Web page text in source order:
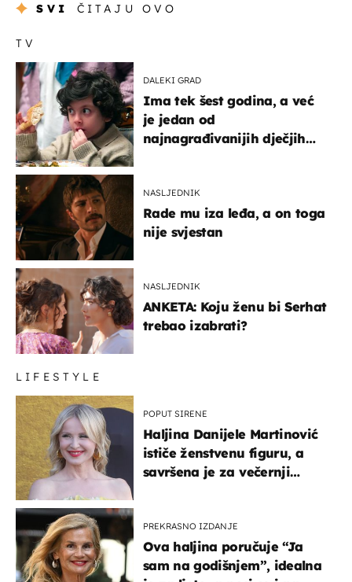
SVI ČITAJU OVO
TV
DALEKI GRAD
Ima tek šest godina, a već
je jedan od
najnagrađivanijih dječjih
NASLJEDNIK
Rade mu iza leđa, a on toga
nije svjestan
NASLJEDNIK
ANKETA: Koju ženu bi Serhat
trebao izabrati?
LIFESTYLE
POPUT SIRENE
Haljina Danijele Martinović
ističe ženstvenu figuru, a
savršena je za večernji
PREKRASNO IZDANJE
Ova haljina poručuje “Ja
sam na godišnjem”, idealna